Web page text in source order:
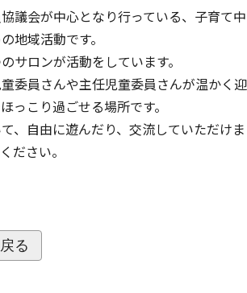
議会が中心となり行っている、子育て中
地域活動です。
サロンが活動をしています。
委員さんや主任児童委員さんが温かく迎
っこり過ごせる場所です。
、自由に遊んだり、交流していただけま
ださい。
る